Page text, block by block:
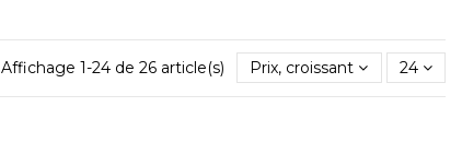
Affichage 1-24 de 26 article(s) Prix, croissant 24